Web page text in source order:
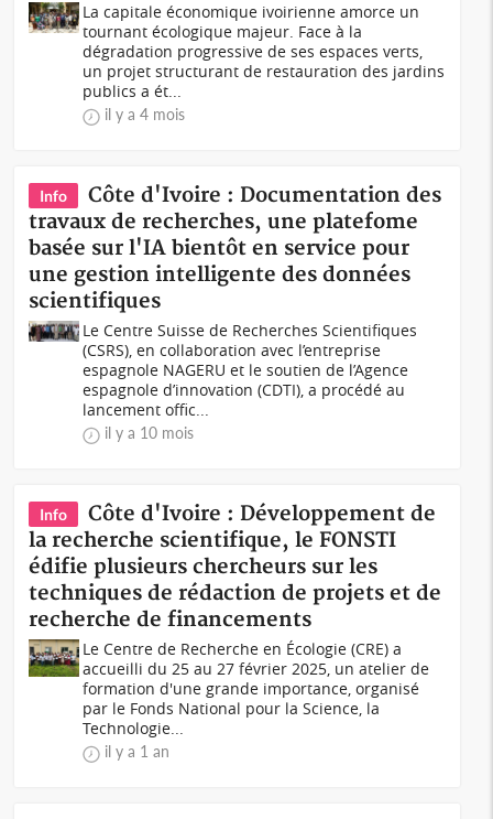
La capitale économique ivoirienne amorce un
tournant écologique majeur. Face à la
dégradation progressive de ses espaces verts,
un projet structurant de restauration des jardins
publics a ét...
il y a 4 mois
Info
Côte d'Ivoire : Documentation des
travaux de recherches, une platefome
basée sur l'IA bientôt en service pour
une gestion intelligente des données
scientifiques
Le Centre Suisse de Recherches Scientifiques
(CSRS), en collaboration avec l’entreprise
espagnole NAGERU et le soutien de l’Agence
espagnole d’innovation (CDTI), a procédé au
lancement offic...
il y a 10 mois
Info
Côte d'Ivoire : Développement de
la recherche scientifique, le FONSTI
édifie plusieurs chercheurs sur les
techniques de rédaction de projets et de
recherche de financements
Le Centre de Recherche en Écologie (CRE) a
accueilli du 25 au 27 février 2025, un atelier de
formation d'une grande importance, organisé
par le Fonds National pour la Science, la
Technologie...
il y a 1 an